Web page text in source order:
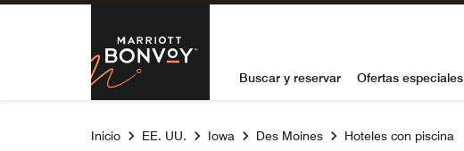
Skip to Content
Marriott Bonvoy
Buscar y reservar Ofertas especiales
Inicio EE. UU. Iowa Des Moines Hoteles con piscina